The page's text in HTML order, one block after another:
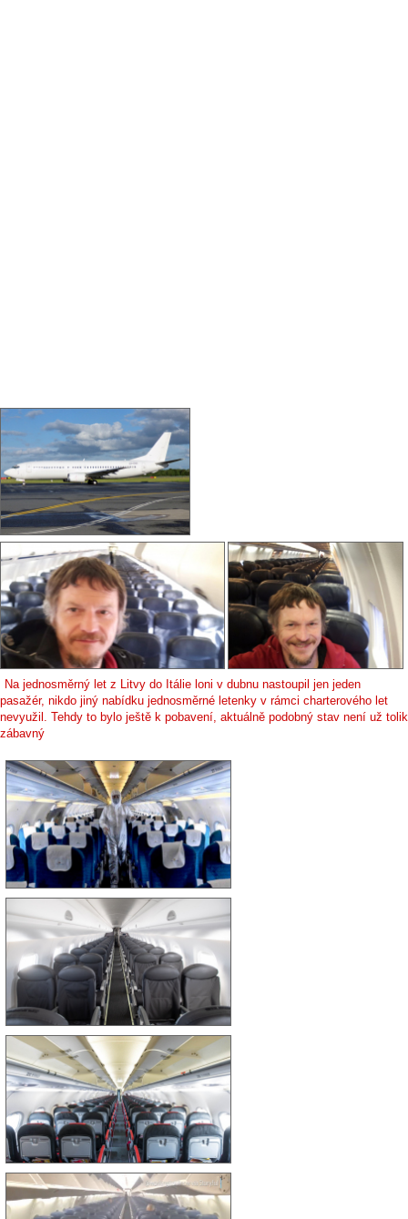
Na jednosměrný let z Litvy do Itálie loni v dubnu nastoupil jen jeden
pasažér, nikdo jiný nabídku jednosměrné letenky v rámci charterového let
nevyužil. Tehdy to bylo ještě k pobavení, aktuálně podobný stav není už tolik
zábavný